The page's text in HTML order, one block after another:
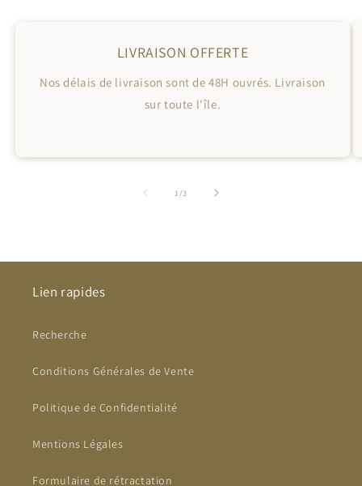
LIVRAISON OFFERTE
Nos délais de livraison sont de 48H ouvrés. Livraison
sur toute l'île.
1/de
3
Lien rapides
Recherche
Conditions Générales de Vente
Politique de Confidentialité
Mentions Légales
Formulaire de rétractation